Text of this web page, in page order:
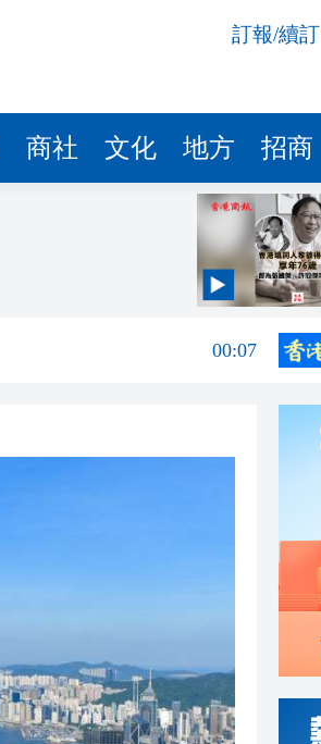
訂報/續訂
商社 文化 地方 招商
00:19